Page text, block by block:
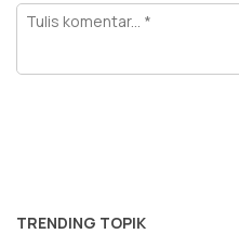
TRENDING TOPIK